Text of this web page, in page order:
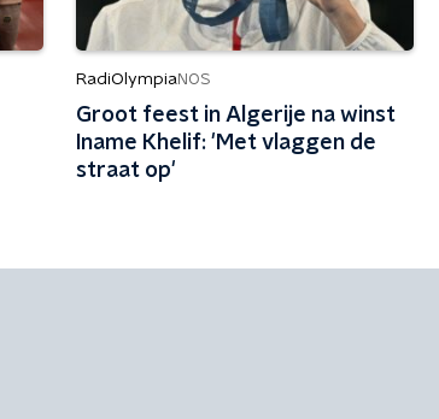
RadiOlympiaNOS
Groot feest in Algerije na winst
Iname Khelif: 'Met vlaggen de
straat op'